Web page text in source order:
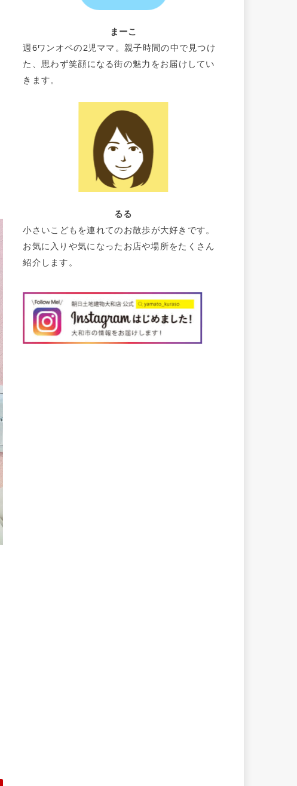
まーこ
週6ワンオペの2児ママ。親子時間の中で見つけ
た、思わず笑顔になる街の魅力をお届けしてい
きます。
るる
小さいこどもを連れてのお散歩が大好きです。
お気に入りや気になったお店や場所をたくさん
紹介します。